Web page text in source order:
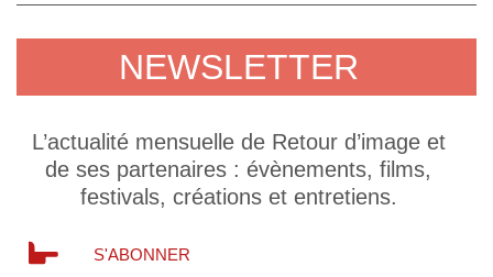
NEWSLETTER
L’actualité mensuelle de Retour d’image et
de ses partenaires : évènements, films,
festivals, créations et entretiens.
S'ABONNER